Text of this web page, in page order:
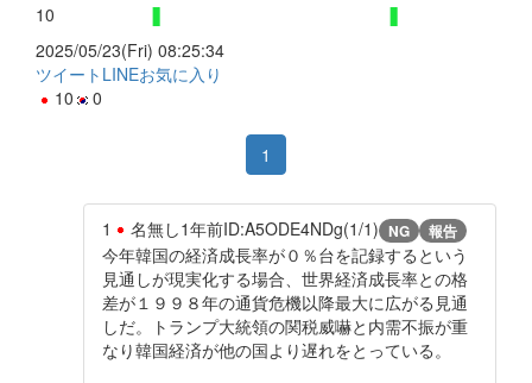
10
2025/05/23(Fri) 08:25:34
ツイート LINEお気に入り
10
0
1
1 名無し1年前ID:A5ODE4NDg(1/1) NG 報告
今年韓国の経済成長率が０％台を記録するという
見通しが現実化する場合、世界経済成長率との格
差が１９９８年の通貨危機以降最大に広がる見通
しだ。トランプ大統領の関税威嚇と内需不振が重
なり韓国経済が他の国より遅れをとっている。